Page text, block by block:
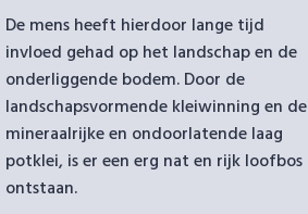
De mens heeft hierdoor lange tijd
invloed gehad op het landschap en de
onderliggende bodem. Door de
landschapsvormende kleiwinning en de
mineraalrijke en ondoorlatende laag
potklei, is er een erg nat en rijk loofbos
ontstaan.